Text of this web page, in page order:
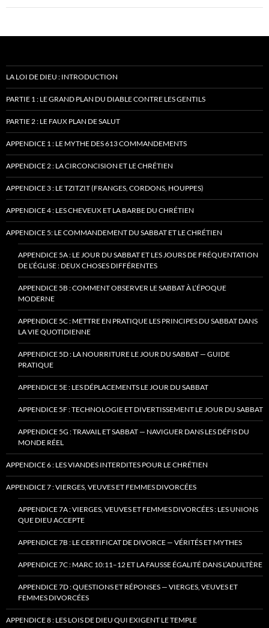
LA LOI DE DIEU : INTRODUCTION
PARTIE 1 : LE GRAND PLAN DU DIABLE CONTRE LES GENTILS
PARTIE 2 : LE FAUX PLAN DE SALUT
APPENDICE 1 : LE MYTHE DES 613 COMMANDEMENTS
APPENDICE 2 : LA CIRCONCISION ET LE CHRÉTIEN
APPENDICE 3 : LE TZITZIT (FRANGES, CORDONS, HOUPPES)
APPENDICE 4 : LES CHEVEUX ET LA BARBE DU CHRÉTIEN
APPENDICE 5: LE COMMANDEMENT DU SABBAT ET LE CHRÉTIEN
APPENDICE 5A : LE JOUR DU SABBAT ET LES JOURS DE FRÉQUENTATION
DE L’ÉGLISE : DEUX CHOSES DIFFÉRENTES
APPENDICE 5B : COMMENT OBSERVER LE SABBAT À L’ÉPOQUE
MODERNE
APPENDICE 5C : METTRE EN PRATIQUE LES PRINCIPES DU SABBAT DANS
LA VIE QUOTIDIENNE
APPENDICE 5D : LA NOURRITURE LE JOUR DU SABBAT — GUIDE
PRATIQUE
APPENDICE 5E : LES DÉPLACEMENTS LE JOUR DU SABBAT
APPENDICE 5F : TECHNOLOGIE ET DIVERTISSEMENT LE JOUR DU SABBAT
APPENDICE 5G : TRAVAIL ET SABBAT — NAVIGUER DANS LES DÉFIS DU
MONDE RÉEL
APPENDICE 6 : LES VIANDES INTERDITES POUR LE CHRÉTIEN
APPENDICE 7 : VIERGES, VEUVES ET FEMMES DIVORCÉES
APPENDICE 7A : VIERGES, VEUVES ET FEMMES DIVORCÉES : LES UNIONS
QUE DIEU ACCEPTE
APPENDICE 7B : LE CERTIFICAT DE DIVORCE — VÉRITÉS ET MYTHES
APPENDICE 7C : MARC 10:11–12 ET LA FAUSSE ÉGALITÉ DANS L’ADULTÈRE
APPENDICE 7D : QUESTIONS ET RÉPONSES — VIERGES, VEUVES ET
FEMMES DIVORCÉES
APPENDICE 8 : LES LOIS DE DIEU QUI EXIGENT LE TEMPLE